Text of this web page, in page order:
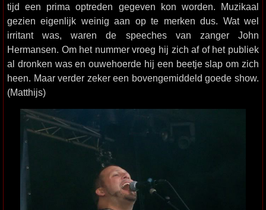
tijd een prima optreden gegeven kon worden. Muzikaal
gezien eigenlijk weinig aan op te merken dus. Wat wel
irritant was, waren de speeches van zanger John
Hermansen. Om het nummer vroeg hij zich af of het publiek
al dronken was en ouwehoerde hij een beetje slap om zich
heen. Maar verder zeker een bovengemiddeld goede show.
(Matthijs)